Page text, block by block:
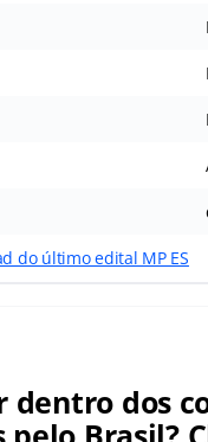
do último edital MP ES
dentro dos